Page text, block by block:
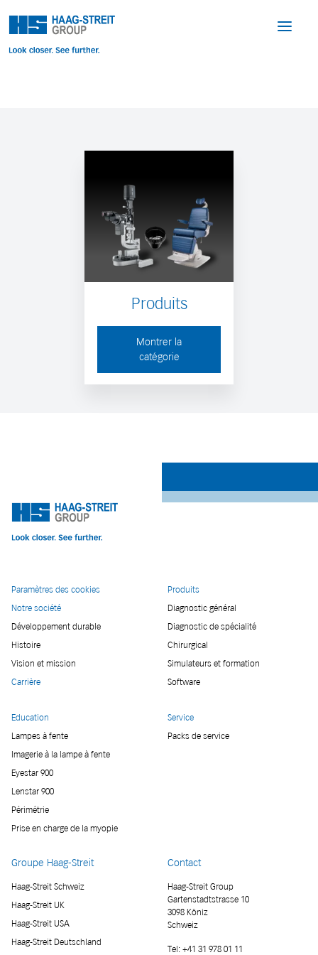
Produits
Montrer la
catégorie
Paramètres des cookies
Notre société
Développement durable
Histoire
Vision et mission
Carrière
Produits
Diagnostic général
Diagnostic de spécialité
Chirurgical
Simulateurs et formation
Software
Education
Lampes à fente
Imagerie à la lampe à fente
Eyestar 900
Lenstar 900
Périmétrie
Prise en charge de la myopie
Service
Packs de service
Groupe Haag-Streit
Haag-Streit Schweiz
Haag-Streit UK
Haag-Streit USA
Haag-Streit Deutschland
Contact
Haag-Streit Group
Gartenstadtstrasse 10
3098 Köniz
Schweiz
Tel: +41 31 978 01 11